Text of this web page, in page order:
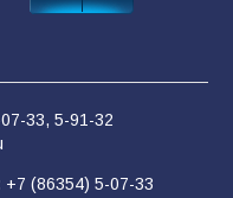
33, 5-91-32
+7 (86354) 5-07-33